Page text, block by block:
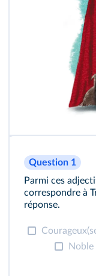
Question 1
Parmi ces
correspondre à
réponse.
Noble